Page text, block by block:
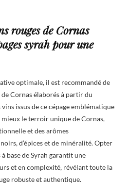
rouges de Cornas
syrah pour une
optimale, il est recommandé de
Cornas élaborés à partir du
issus de ce cépage emblématique
le terroir unique de Cornas,
et des arômes
d’épices et de minéralité. Opter
base de Syrah garantit une
et en complexité, révélant toute la
robuste et authentique.